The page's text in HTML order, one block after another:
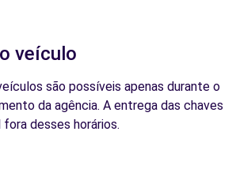
veículo
são possíveis apenas durante o
da agência. A entrega das chaves
desses horários.